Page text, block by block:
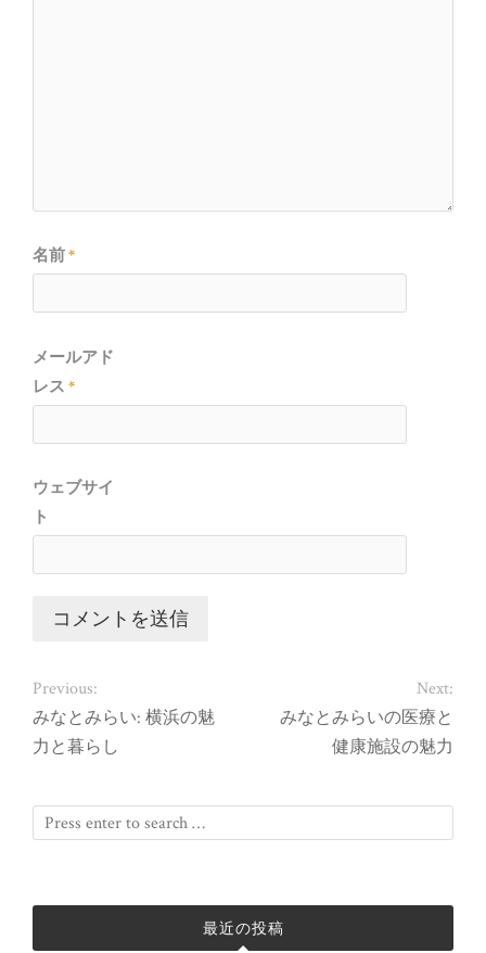
名前*
メールアド
レス *
ウェブサイ
ト
Previous:
みなとみらい: 横浜の魅
力と暮らし
Next:
みなとみらいの医療と
健康施設の魅力
最近の投稿